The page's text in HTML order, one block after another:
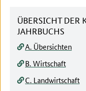
ÜBERSICHT DER
JAHRBUCHS
A. Übersichten
B. Wirtschaft
C. Landwirtschaft